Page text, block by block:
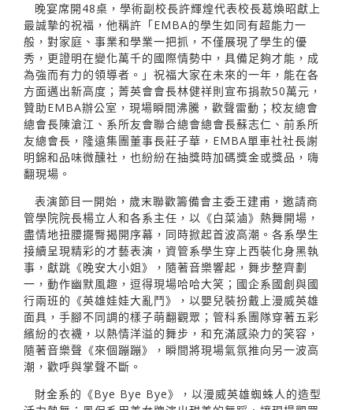
晚宴席開48桌，學術副校長許輝煌代表校長葛煥昭獻上
最誠摯的祝福，他稱許「EMBA的學生如同有超能力一
般，對家庭、事業和學業一把抓，不僅展現了學生的優
秀，更證明在變化萬千的國際情勢中，具備足夠才能，成
為強而有力的領導者。」祝福大家在未來的一年，能在各
方面邁出新高度；菁英會會長林健祥則宣布捐款50萬元，
贊助EMBA辦公室，現場瞬間沸騰，歡聲雷動；校友總會
總會長陳滄江、系所友會聯合總會總會長蘇志仁、前系所
友總會長，隆遠集團董事長莊子華，EMBA單車社社長謝
明錦和品味微醺社，也紛紛在抽獎時加碼獎金或獎品，嗨
翻現場。
表演節目一開始，歲末聯歡籌備會主委王建甫，邀請商
管學院院長楊立人和各系主任，以《白菜滷》熱舞開場，
盡情地扭腰擺臀揭開序幕，同時掀起首波高潮。各系學生
接續呈現精彩的才藝表演，資管系學生穿上西裝化身黑執
事，獻跳《晚安大小姐》，隨著音樂響起，舞步整齊劃
一，動作幽默風趣，逗得現場哈哈大笑；國企系國創與國
行兩班的《英雄娃娃大亂鬥》，以嬰兒裝扮戴上漫威英雄
面具，手腳不同調的樣子萌翻觀眾；管科系團隊穿著五彩
繽紛的衣襪，以熱情洋溢的舞步，和充滿感染力的笑容，
隨著音樂聲《來個蹦蹦》，瞬間將現場氣氛推向另一波高
潮，歡呼與掌聲不斷。
財金系的《Bye Bye Bye》，以漫威英雄蜘蛛人的造型